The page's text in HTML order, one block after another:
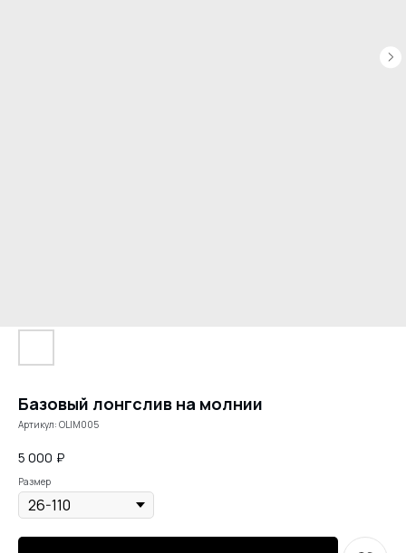
Базовый лонгслив на молнии
Артикул: OLIM005
5 000 ₽
Размер